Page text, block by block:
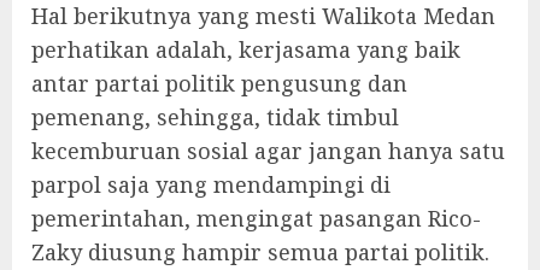
Hal berikutnya yang mesti Walikota Medan
perhatikan adalah, kerjasama yang baik
antar partai politik pengusung dan
pemenang, sehingga, tidak timbul
kecemburuan sosial agar jangan hanya satu
parpol saja yang mendampingi di
pemerintahan, mengingat pasangan Rico-
Zaky diusung hampir semua partai politik.